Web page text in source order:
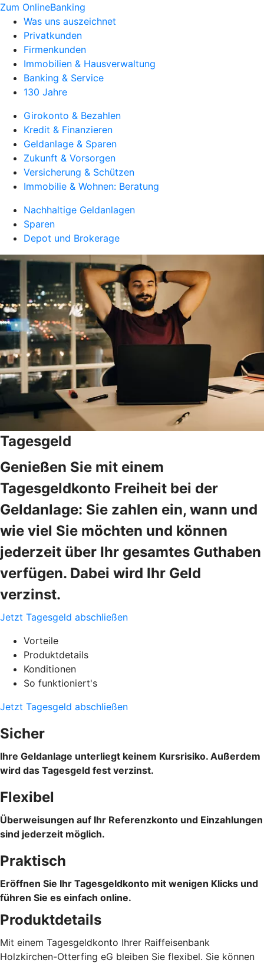
Zum OnlineBanking
Was uns auszeichnet
Privatkunden
Firmenkunden
Immobilien & Hausverwaltung
Banking & Service
130 Jahre
Girokonto & Bezahlen
Kredit & Finanzieren
Geldanlage & Sparen
Zukunft & Vorsorgen
Versicherung & Schützen
Immobilie & Wohnen: Beratung
Nachhaltige Geldanlagen
Sparen
Depot und Brokerage
Tagesgeld
Genießen Sie mit einem
Tagesgeldkonto Freiheit bei der
Geldanlage: Sie zahlen ein, wann und
wie viel Sie möchten und können
jederzeit über Ihr gesamtes Guthaben
verfügen. Dabei wird Ihr Geld
verzinst.
Jetzt Tagesgeld abschließen
Vorteile
Produktdetails
Konditionen
So funktioniert's
Jetzt Tagesgeld abschließen
Sicher
Ihre Geldanlage unterliegt keinem Kursrisiko. Außerdem
wird das Tagesgeld fest verzinst.
Flexibel
Überweisungen auf Ihr Referenzkonto und Einzahlungen
sind jederzeit möglich.
Praktisch
Eröffnen Sie Ihr Tagesgeldkonto mit wenigen Klicks und
führen Sie es einfach online.
Produktdetails
Mit einem Tagesgeldkonto Ihrer Raiffeisenbank
Holzkirchen-Otterfing eG bleiben Sie flexibel. Sie können